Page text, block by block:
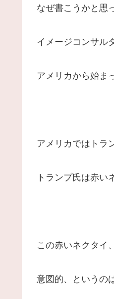
なぜ書こうかと思
イメージコンサル
アメリカから始ま
アメリカではトラ
トランプ氏は赤い
この赤いネクタイ
意図的、というの